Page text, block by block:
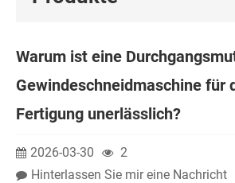
Warum ist eine
Gewindeschneidmaschine für
Fertigung unerlässlich?
2026-03-30
2
Hinterlassen Sie mir eine Nachricht